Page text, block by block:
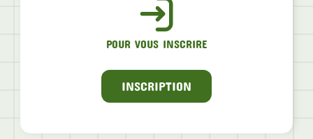
POUR VOUS INSCRIRE
INSCRIPTION